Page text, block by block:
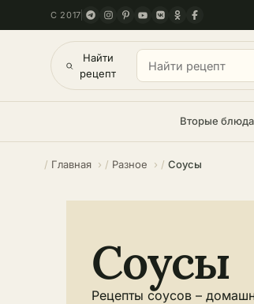
С 2017
Найти
рецепт
Вторые блюда
Главная Разное Соусы
Соусы
Рецепты соусов –